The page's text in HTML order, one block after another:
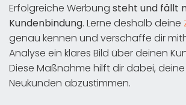
Erfolgreiche Werbung steht und fällt
Kundenbindung. Lerne deshalb deine
genau kennen und verschaffe dir
Analyse ein klares Bild über deinen
Diese Maßnahme hilft dir dabei,
Neukunden abzustimmen.